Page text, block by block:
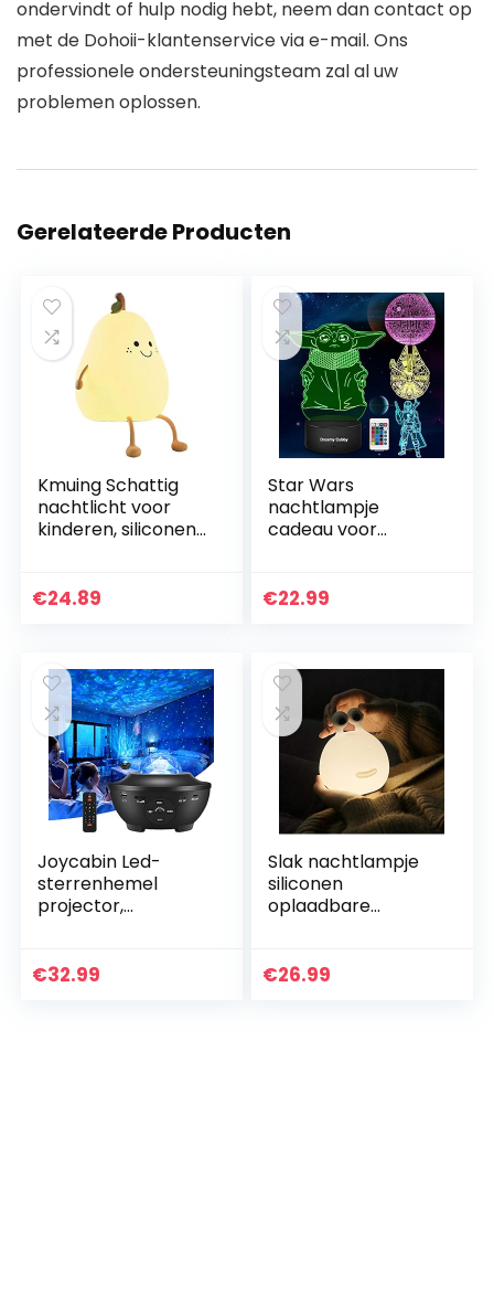
ondervindt of hulp nodig hebt, neem dan contact op
met de Dohoii-klantenservice via e-mail. Ons
professionele ondersteuningsteam zal al uw
problemen oplossen.
Gerelateerde Producten
Kmuing Schattig
nachtlicht voor
kinderen, siliconen
licht 7 kleuren USB
€24.89
Star Wars
nachtlampje
cadeau voor
en 7
€22.99
Joycabin Led-
sterrenhemel
projector,
projectielamp,
€32.99
Slak nachtlampje
siliconen
oplaadbare
kinderen
€26.99